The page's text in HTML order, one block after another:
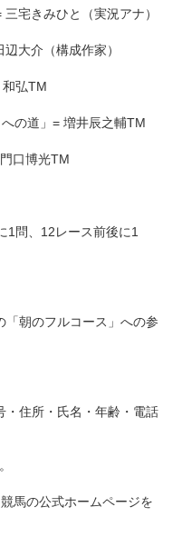
宅きみひと（実況アナ）
大介（構成作家）
弘TM
の道」= 増井辰之輔TM
口博光TM
1問、12レース前後に1
「朝のフルコース」への参
・住所・氏名・年齢・電話
馬の公式ホームページを